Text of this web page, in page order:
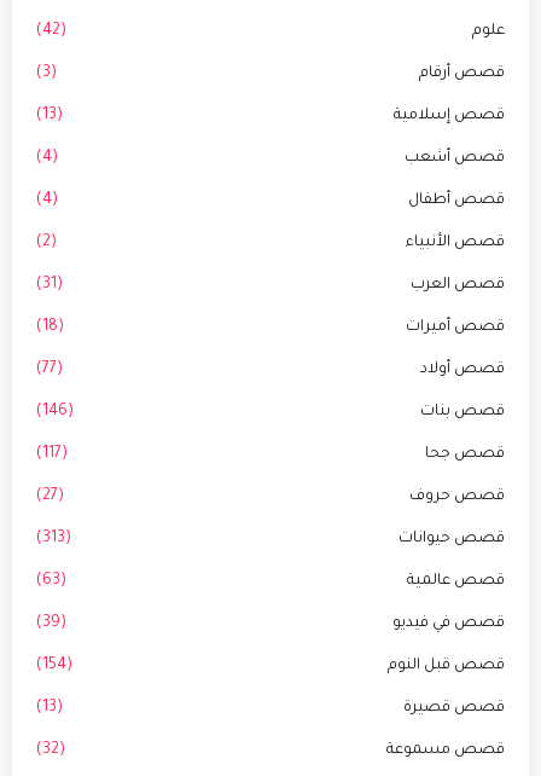
علوم (42)
قصص أرقام (3)
قصص إسلامية (13)
قصص أشعب (4)
قصص أطفال (4)
قصص الأنبياء (2)
قصص العرب (31)
قصص أميرات (18)
قصص أولاد (77)
قصص بنات (146)
قصص جحا (117)
قصص حروف (27)
قصص حيوانات (313)
قصص عالمية (63)
قصص في فيديو (39)
قصص قبل النوم (154)
قصص قصيرة (13)
قصص مسموعة (32)